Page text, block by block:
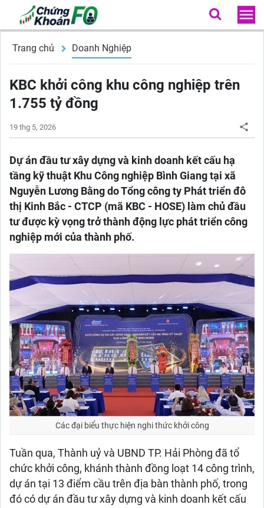
Trang chủ Doanh Nghiệp
KBC khởi công khu công nghiệp trên
1.755 tỷ đồng
19 thg 5, 2026
Dự án đầu tư xây dựng và kinh doanh kết cấu hạ
tầng kỹ thuật Khu Công nghiệp Bình Giang tại xã
Nguyễn Lương Bằng do Tổng công ty Phát triển đô
thị Kinh Bắc - CTCP (mã KBC - HOSE) làm chủ đầu
tư được kỳ vọng trở thành động lực phát triển công
nghiệp mới của thành phố.
Các đại biểu thực hiện nghi thức khởi công
Tuần qua, Thành uỷ và UBND TP. Hải Phòng đã tổ
chức khởi công, khánh thành đồng loạt 14 công trình,
dự án tại 13 điểm cầu trên địa bàn thành phố, trong
đó có dự án đầu tư xây dựng và kinh doanh kết cấu